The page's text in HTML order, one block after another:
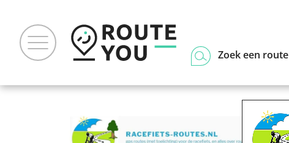
Zoek een route